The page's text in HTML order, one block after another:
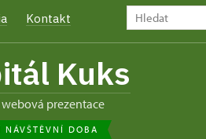
Kontakt
Kuks
webová prezentace
NÁVŠTĚVNÍ DOBA